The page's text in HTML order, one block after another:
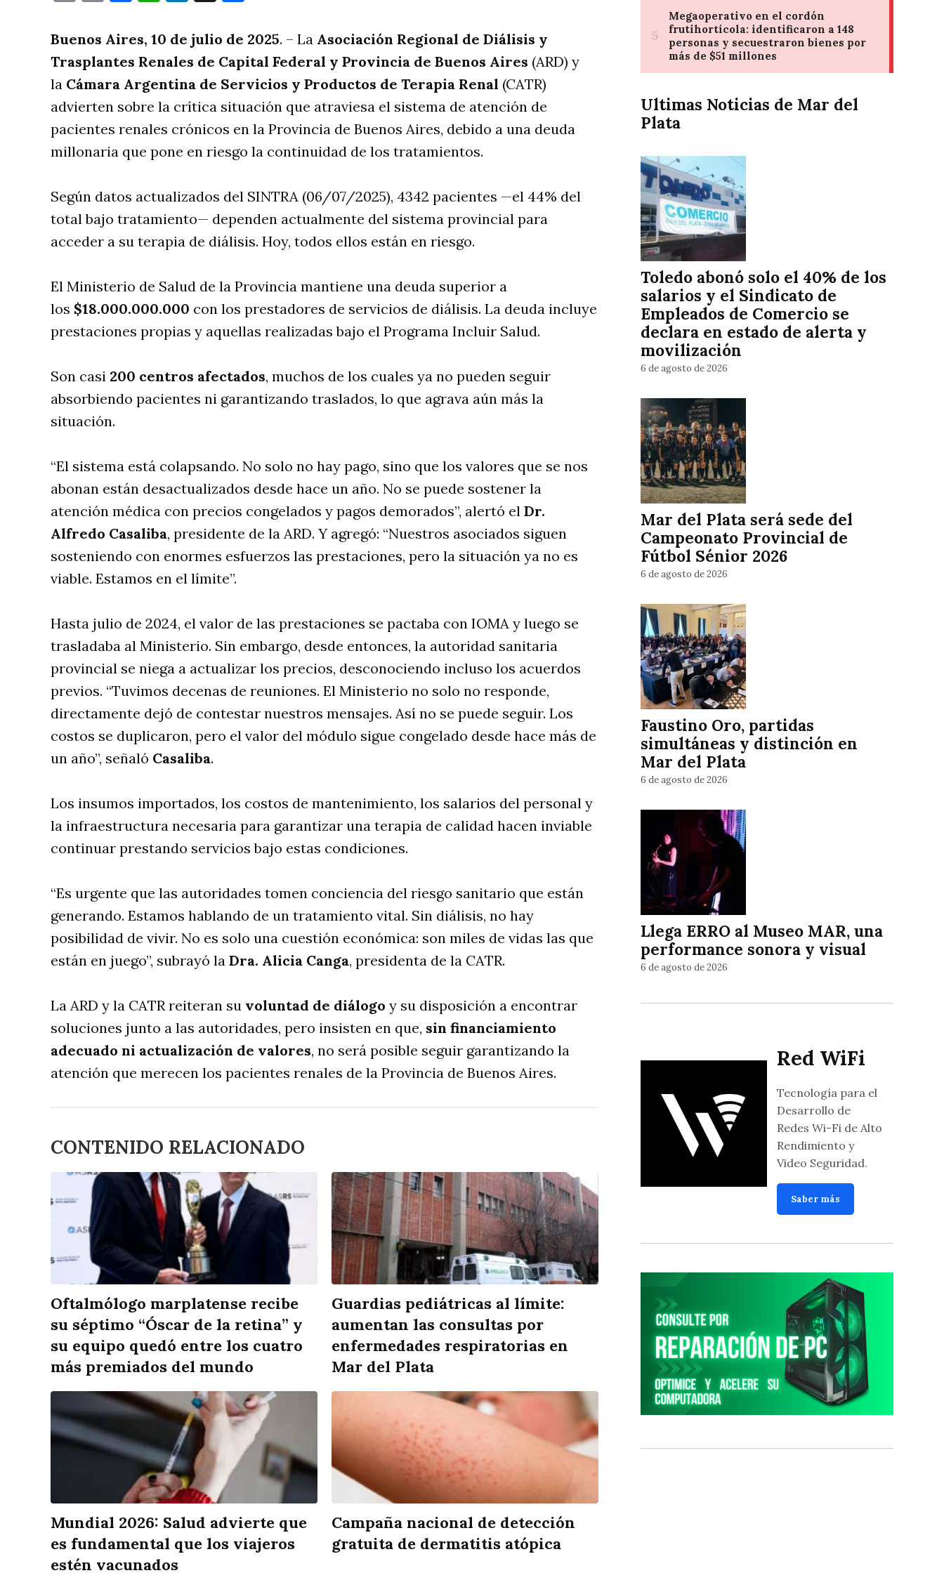
Buenos Aires, 10 de julio de 2025. – La Asociación Regional de Diálisis y
Trasplantes Renales de Capital Federal y Provincia de Buenos Aires (ARD) y
la Cámara Argentina de Servicios y Productos de Terapia Renal (CATR)
advierten sobre la crítica situación que atraviesa el sistema de atención de
pacientes renales crónicos en la Provincia de Buenos Aires, debido a una deuda
millonaria que pone en riesgo la continuidad de los tratamientos.
Según datos actualizados del SINTRA (06/07/2025), 4342 pacientes —el 44% del
total bajo tratamiento— dependen actualmente del sistema provincial para
acceder a su terapia de diálisis. Hoy, todos ellos están en riesgo.
El Ministerio de Salud de la Provincia mantiene una deuda superior a
los $18.000.000.000 con los prestadores de servicios de diálisis. La deuda incluye
prestaciones propias y aquellas realizadas bajo el Programa Incluir Salud.
Son casi 200 centros afectados, muchos de los cuales ya no pueden seguir
absorbiendo pacientes ni garantizando traslados, lo que agrava aún más la
situación.
“El sistema está colapsando. No solo no hay pago, sino que los valores que se nos
abonan están desactualizados desde hace un año. No se puede sostener la
atención médica con precios congelados y pagos demorados”, alertó el Dr.
Alfredo Casaliba, presidente de la ARD. Y agregó: “Nuestros asociados siguen
sosteniendo con enormes esfuerzos las prestaciones, pero la situación ya no es
viable. Estamos en el límite”.
Hasta julio de 2024, el valor de las prestaciones se pactaba con IOMA y luego se
trasladaba al Ministerio. Sin embargo, desde entonces, la autoridad sanitaria
provincial se niega a actualizar los precios, desconociendo incluso los acuerdos
previos. “Tuvimos decenas de reuniones. El Ministerio no solo no responde,
directamente dejó de contestar nuestros mensajes. Así no se puede seguir. Los
costos se duplicaron, pero el valor del módulo sigue congelado desde hace más de
un año”, señaló Casaliba.
Los insumos importados, los costos de mantenimiento, los salarios del personal y
la infraestructura necesaria para garantizar una terapia de calidad hacen inviable
continuar prestando servicios bajo estas condiciones.
“Es urgente que las autoridades tomen conciencia del riesgo sanitario que están
generando. Estamos hablando de un tratamiento vital. Sin diálisis, no hay
posibilidad de vivir. No es solo una cuestión económica: son miles de vidas las que
están en juego”, subrayó la Dra. Alicia Canga, presidenta de la CATR.
La ARD y la CATR reiteran su voluntad de diálogo y su disposición a encontrar
soluciones junto a las autoridades, pero insisten en que, sin financiamiento
adecuado ni actualización de valores, no será posible seguir garantizando la
atención que merecen los pacientes renales de la Provincia de Buenos Aires.
CONTENIDO RELACIONADO
Oftalmólogo marplatense recibe
su séptimo “Óscar de la retina” y
su equipo quedó entre los cuatro
más premiados del mundo
Guardias pediátricas al límite:
aumentan las consultas por
enfermedades respiratorias en
Mar del Plata
Mundial 2026: Salud advierte que
es fundamental que los viajeros
estén vacunados
Campaña nacional de detección
gratuita de dermatitis atópica
Ultimas Noticias de Mar del
Plata
Toledo abonó solo el 40% de los
salarios y el Sindicato de
Empleados de Comercio se
declara en estado de alerta y
movilización
6 de agosto de 2026
Mar del Plata será sede del
Campeonato Provincial de
Fútbol Sénior 2026
6 de agosto de 2026
Faustino Oro, partidas
simultáneas y distinción en
Mar del Plata
6 de agosto de 2026
Llega ERRO al Museo MAR, una
performance sonora y visual
6 de agosto de 2026
Red WiFi
Tecnología para el
Desarrollo de
Redes Wi-Fi de Alto
Rendimiento y
Video Seguridad.
Saber más